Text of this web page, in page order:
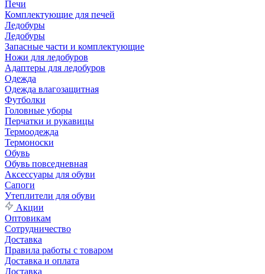
Печи
Комплектующие для печей
Ледобуры
Ледобуры
Запасные части и комплектующие
Ножи для ледобуров
Адаптеры для ледобуров
Одежда
Одежда влагозащитная
Футболки
Головные уборы
Перчатки и рукавицы
Термоодежда
Термоноски
Обувь
Обувь повседневная
Аксессуары для обуви
Сапоги
Утеплители для обуви
Акции
Оптовикам
Сотрудничество
Доставка
Правила работы с товаром
Доставка и оплата
Доставка